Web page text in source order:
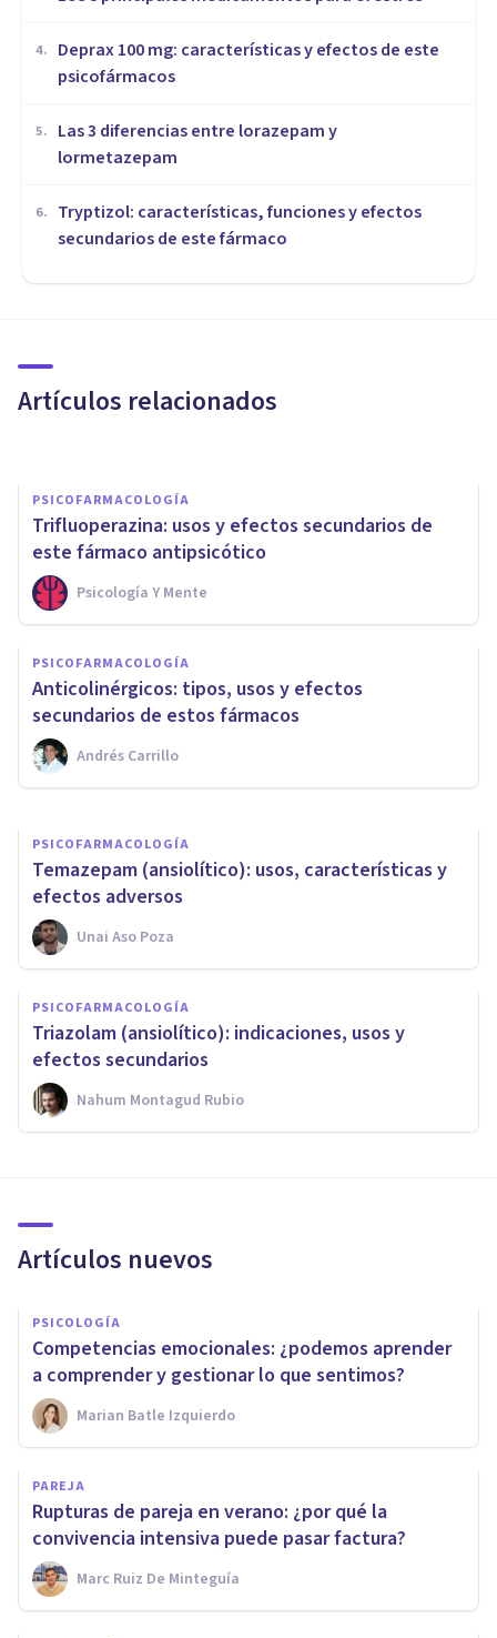
4.
Deprax 100 mg: características y efectos de este
psicofármacos
5.
Las 3 diferencias entre lorazepam y
lormetazepam
6.
Tryptizol: características, funciones y efectos
secundarios de este fármaco
Artículos relacionados
Sistemas efectores: qué son,
cuerpo humano
PSICOFARMACOLOGÍA
Trifluoperazina: usos y efectos secundarios de
este fármaco antipsicótico
Psicología Y Mente
PSICOFARMACOLOGÍA
Anticolinérgicos: tipos, usos y efectos
secundarios de estos fármacos
Andrés Carrillo
PSICOFARMACOLOGÍA
Doxilamina (medicamento):
usos, indicaciones y efectos
secundarios
Laura Ruiz Mitjana
PSICOFARMACOLOGÍA
Temazepam (ansiolítico): usos, características y
efectos adversos
Unai Aso Poza
PSICOFARMACOLOGÍA
Triazolam (ansiolítico): indicaciones, usos y
efectos secundarios
Nahum Montagud Rubio
Artículos nuevos
PSICOLOGÍA
Competencias emocionales: ¿podemos aprender
a comprender y gestionar lo que sentimos?
Marian Batle Izquierdo
PAREJA
Rupturas de pareja en verano: ¿por qué la
convivencia intensiva puede pasar factura?
Marc Ruiz De Minteguía